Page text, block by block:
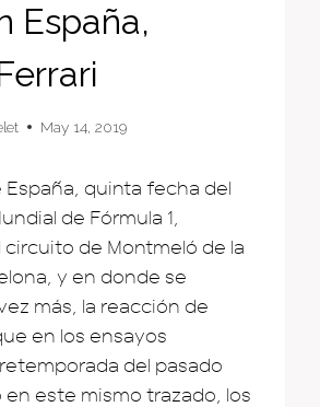
España,
May 14, 2019
España, quinta fecha del
de Fórmula 1,
de Montmeló de la
y en donde se
más, la reacción de
en los ensayos
del pasado
este mismo trazado, los